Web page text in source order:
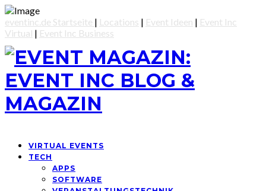
eventinc.de Startseite | Locations | Event Ideen | Event Inc
Virtual | Event Inc Business
VIRTUAL EVENTS
TECH
APPS
SOFTWARE